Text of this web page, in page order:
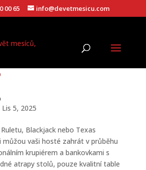
00 65 info@devetmesicu.com
Lis 5, 2025
Blackjack nebo Texas
můžou vaši hosté zahrát v průběhu
krupiérem a bankovkami s
atrapy stolů, pouze kvalitní table